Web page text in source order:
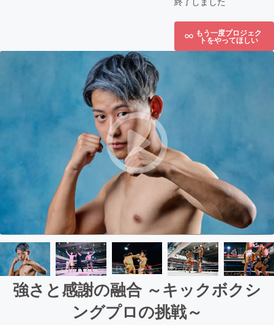
もう一度プロジェク
トをやってほしい
強さと感謝の融合 ～キックボクシ
ングプロの挑戦～